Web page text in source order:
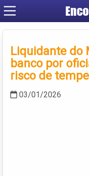
Liquidante do
banco por
risco de
03/01/2026